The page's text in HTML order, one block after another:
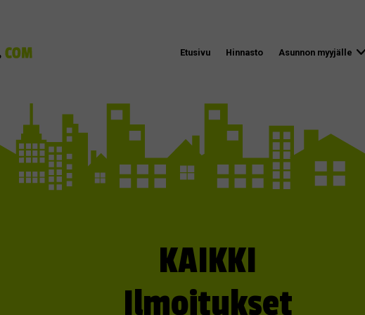
Etusivu Hinnasto Asunnon myyjälle
KAIKKI
Ilmoitukset